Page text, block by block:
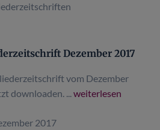
Dezember 2017
vom Dezember
downloaden. ... weiterlesen
2017